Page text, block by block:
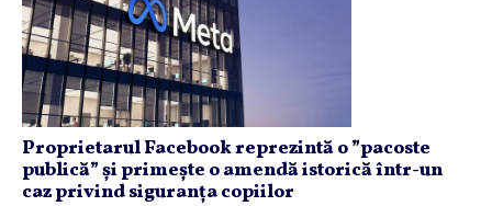
Proprietarul Facebook reprezintă o ”pacoste
publică” și primește o amendă istorică într-un
caz privind siguranța copiilor